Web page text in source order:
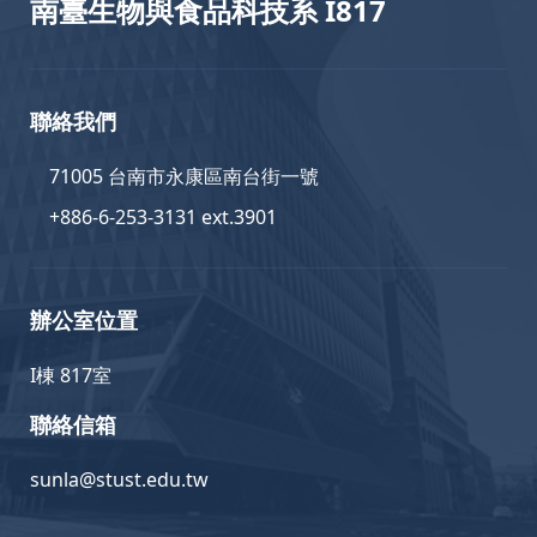
南臺生物與食品科技系 I817
聯絡我們
71005 台南市永康區南台街一號
+886-6-253-3131 ext.3901
辦公室位置
I棟 817室
聯絡信箱
sunla@stust.edu.tw